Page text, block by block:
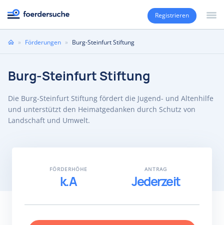
Registrieren
Sie» Förderungen » Burg-Steinfurt Stiftung
Burg-Steinfurt Stiftung
Die Burg-Steinfurt Stiftung fördert die Jugend- und Altenhilfe
und unterstützt den Heimatgedanken durch Schutz von
Landschaft und Umwelt.
FÖRDERHÖHE
k.A
ANTRAG
Jederzeit